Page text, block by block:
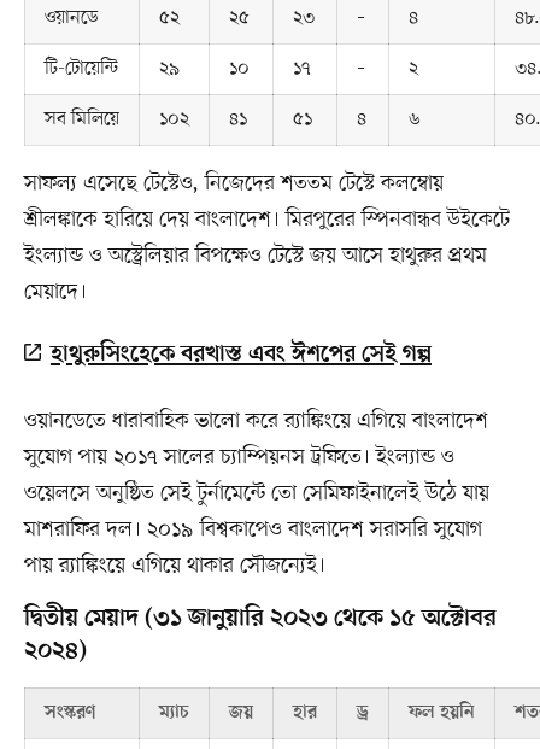
ওয়ানডে
৫২ ২৫ ২৩ – ৪
টি-টোয়েন্টি
২৯ ১০ ১৭ – ২
সব মিলিয়ে
১০২ ৪১ ৫১ ৪ ৬
সাফল্য এসেছে টেস্টেও, নিজেদের শততম টেস্টে কলম্বোয়
শ্রীলঙ্কাকে হারিয়ে দেয় বাংলাদেশ। মিরপুরের স্পিনবান্ধব উইকেটে
ইংল্যান্ড ও অস্ট্রেলিয়ার বিপক্ষেও টেস্টে জয় আসে হাথুরুর প্রথম
মেয়াদে।
হাথুরুসিংহেকে বরখাস্ত এবং ঈশপের সেই গল্প
ওয়ানডেতে ধারাবাহিক ভালো করে র‍্যাঙ্কিংয়ে এগিয়ে বাংলাদেশ
সুযোগ পায় ২০১৭ সালের চ্যাম্পিয়নস ট্রফিতে। ইংল্যান্ড ও
ওয়েলসে অনুষ্ঠিত সেই টুর্নামেন্টে তো সেমিফাইনালেই উঠে যায়
মাশরাফির দল। ২০১৯ বিশ্বকাপেও বাংলাদেশ সরাসরি সুযোগ
পায় র‍্যাঙ্কিংয়ে এগিয়ে থাকার সৌজন্যেই।
দ্বিতীয় মেয়াদ (৩১ জানুয়ারি ২০২৩ থেকে ১৫ অক্টোবর
২০২৪)
সংস্করণ ম্যাচ জয় হার ড্র ফল হয়নি